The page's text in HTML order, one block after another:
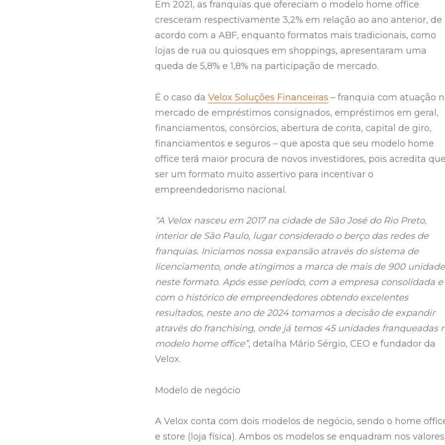
Em 2021, as franquias que ofereciam o modelo home office
cresceram respectivamente 3,2% em relação ao ano anterior, de
acordo com a ABF, enquanto formatos mais tradicionais, como
lojas de rua ou quiosques em shoppings, apresentaram uma
queda de 5,8% e 1,8% na participação de mercado.
É o caso da Velox Soluções Financeiras – franquia com atuação
mercado de empréstimos consignados, empréstimos em geral,
financiamentos, consórcios, abertura de conta, capital de giro,
financiamentos e seguros – que aposta que seu modelo home
office terá maior procura de novos investidores, pois acredita
ser um formato muito assertivo para incentivar o
empreendedorismo nacional.
“A Velox nasceu em 2017 na cidade de São José do Rio Preto,
interior de São Paulo, lugar considerado o berço das redes de
franquias. Iniciamos nossa expansão através do sistema de
licenciamento, onde atingimos a marca de mais de 900
neste formato. Após esse período, com a empresa consolidada e
com o histórico de empreendedores obtendo excelentes
resultados, neste ano de 2024 tomamos a decisão de expandir
através do franchising, onde já temos 45 unidades franqueadas
modelo home office”, detalha Mário Sérgio, CEO e fundador da
Velox.
Modelo de negócio
A Velox conta com dois modelos de negócio, sendo o home
e store (loja física). Ambos os modelos se enquadram nos valores